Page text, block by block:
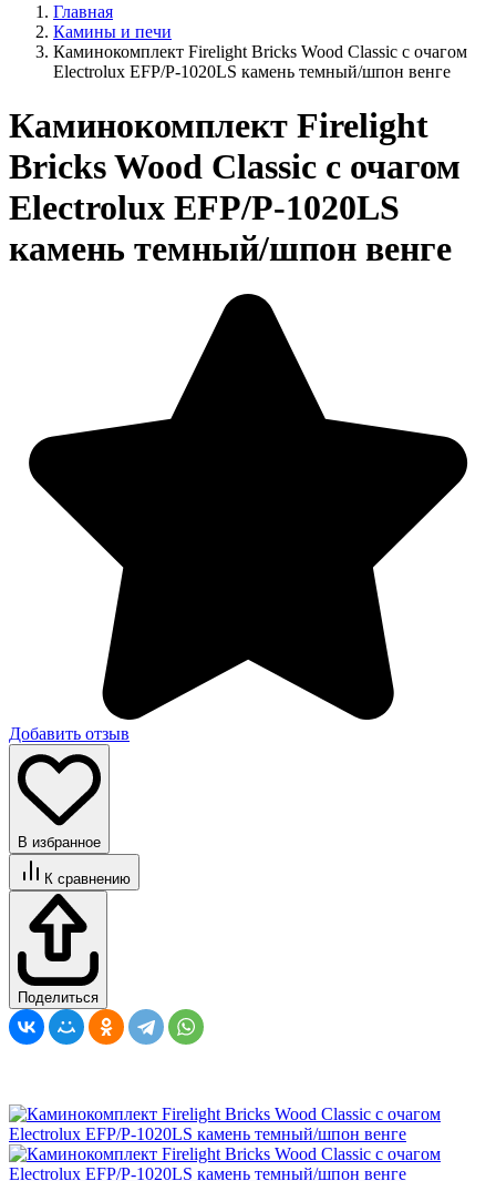
Главная
Камины и печи
Каминокомплект Firelight Bricks Wood Classic с очагом
Electrolux EFP/P-1020LS камень темный/шпон венге
Каминокомплект Firelight
Bricks Wood Classic с очагом
Electrolux EFP/P-1020LS
камень темный/шпон венге
Добавить отзыв
В избранное
К сравнению
Поделиться